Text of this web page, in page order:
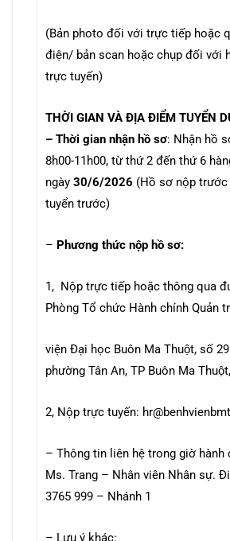
(Bản photo đối với trực tiếp hoặc
điện/ bản scan hoặc chụp đối với
trực tuyến)
THỜI GIAN VÀ ĐỊA ĐIỂM TUYỂN
– Thời gian nhận hồ sơ: Nhận hồ
8h00-11h00, từ thứ 2 đến thứ 6
ngày 30/6/2026 (Hồ sơ nộp
tuyển trước)
– Phương thức nộp hồ sơ:
1, Nộp trực tiếp hoặc thông qua
Phòng Tổ chức Hành chính Quản
viện Đại học Buôn Ma Thuột, số
phường Tân An, TP Buôn Ma
2, Nộp trực tuyến:
– Thông tin liên hệ trong giờ hành
Ms. Trang – Nhân viên Nhân sự.
3765 999 – Nhánh 1
– Lưu ý khác: